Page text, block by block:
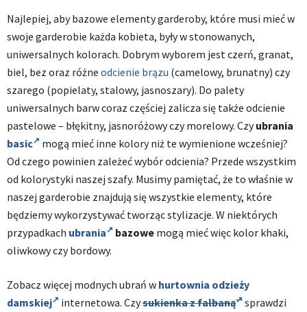
Najlepiej, aby bazowe elementy garderoby, które musi mieć w
swoje garderobie każda kobieta, były w stonowanych,
uniwersalnych kolorach. Dobrym wyborem jest czerń, granat,
biel, bez oraz różne odcienie brązu (camelowy, brunatny) czy
szarego (popielaty, stalowy, jasnoszary). Do palety
uniwersalnych barw coraz częściej zalicza się także odcienie
pastelowe – błękitny, jasnoróżowy czy morelowy. Czyubrania
basic
mogą mieć inne kolory niż te wymienione wcześniej?
Od czego powinien zależeć wybór odcienia? Przede wszystkim
od kolorystyki naszej szafy. Musimy pamiętać, że to właśnie w
naszej garderobie znajdują się wszystkie elementy, które
będziemy wykorzystywać tworząc stylizacje. W niektórych
przypadkach ubrania bazowe mogą mieć więc kolor khaki,
oliwkowy czy bordowy.
Zobacz więcej modnych ubrań w hurtownia odzieży
damskiej
internetowa. Czysukienka z falbaną
sprawdzi